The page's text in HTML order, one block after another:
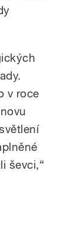
v roce
ševci,“